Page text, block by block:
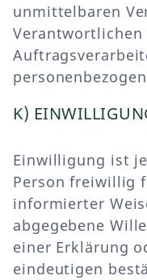
unmittelbaren
Verantwortlichen
K)
Einwilligung ist
Person freiwillig
informierter
abgegebene
einer Erklärung
eindeutigen